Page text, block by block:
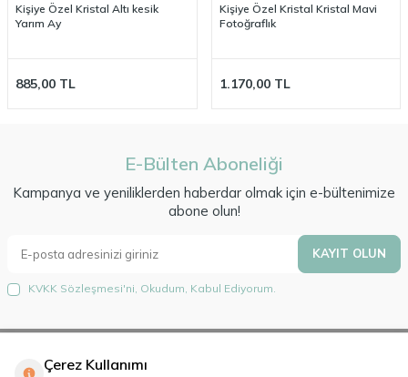
Kişiye Özel Kristal Altı kesik
Yarım Ay
885,00 TL
Kişiye Özel Kristal Kristal Mavi
Fotoğraflık
1.170,00TL
E-Bülten Aboneliği
Kampanya ve yeniliklerden haberdar olmak için e-bültenimize
abone olun!
KAYIT OLUN
KVKK Sözleşmesi'ni , Okudum, Kabul Ediyorum.
Hakkımızda
Çerez Kullanımı